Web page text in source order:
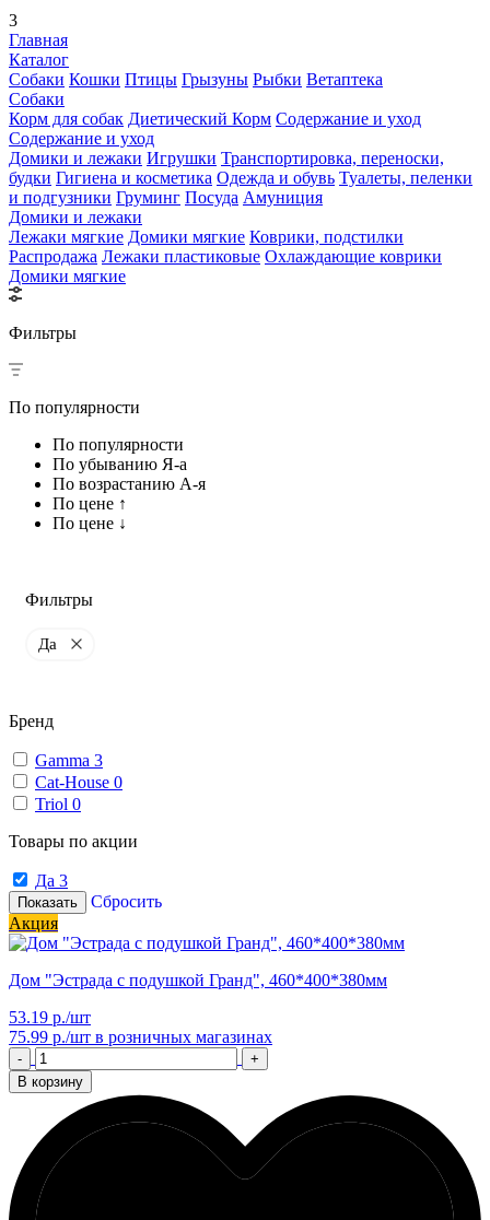
3
Главная
Каталог
Собаки Кошки Птицы Грызуны Рыбки Ветаптека
Собаки
Корм для собак Диетический Корм Содержание и уход
Содержание и уход
Домики и лежаки Игрушки Транспортировка, переноски,
будки Гигиена и косметика Одежда и обувь Туалеты, пеленки
и подгузники Груминг Посуда Амуниция
Домики и лежаки
Лежаки мягкие Домики мягкие Коврики, подстилки
Распродажа Лежаки пластиковые Охлаждающие коврики
Домики мягкие
Фильтры
По популярности
По популярности
По убыванию Я-а
По возрастанию А-я
По цене ↑
По цене ↓
Фильтры
Да
Бренд
Gamma 3
Cat-House 0
Triol 0
Товары по акции
Да 3
Показать
Сбросить
Акция
Дом "Эстрада с подушкой Гранд", 460*400*380мм
53.19 р./шт
75.99 р./шт в розничных магазинах
-
+
В корзину